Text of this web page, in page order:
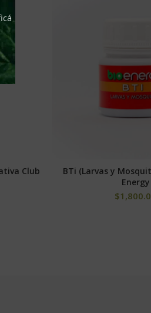
Club AÑADIR AL
BTi (Larvas y
Energy
$